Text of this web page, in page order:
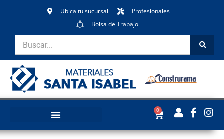
Ubica tu sucursal
Profesionales
Bolsa de Trabajo
0